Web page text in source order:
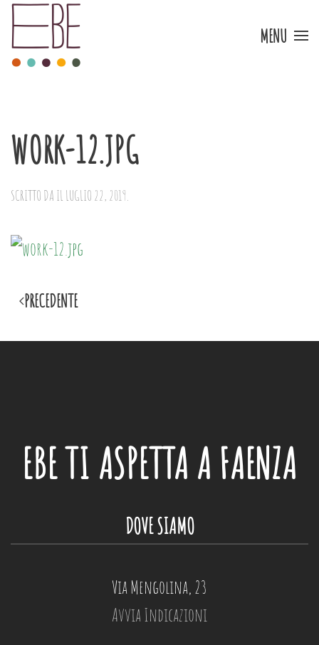
Skip to main content MENU
WORK-12.JPG
SCRITTO DA IL LUGLIO 22, 2019.
PRECEDENTE
EBETI ASPETTA A FAENZA
DOVE SIAMO
Via Mengolina, 23
Avvia Indicazioni